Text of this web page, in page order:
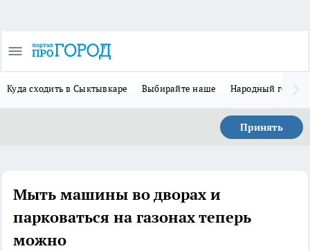
Куда сходить в Сыктывкаре Выбирайте наше Народный герой
Принять
Мыть машины во дворах и
парковаться на газонах теперь
можно